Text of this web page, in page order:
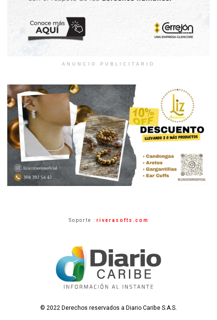
ANUNCIO PUBLICITARIO
Soporte : riverasofts.com
© 2022 Derechos reservados a Diario Caribe S.A.S.